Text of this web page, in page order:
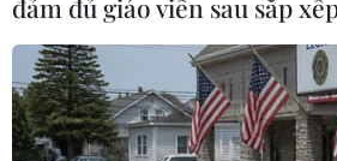
đảm đủ giáo viên sau sắp